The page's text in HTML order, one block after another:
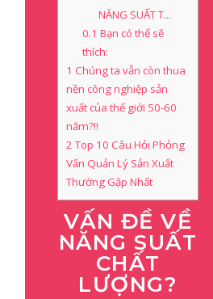
NĂNG SUẤT T...
0.1 Bạn có thể sẽ
thích:
1 Chúng ta vẫn còn thua
nền công nghiệp sản
xuất của thế giới 50-60
năm?!!
2Top 10 Câu Hỏi Phỏng
Vấn Quản Lý Sản Xuất
Thường Gặp Nhất
VẤN ĐỀ VỀ
NĂNG SUẤT
CHẤT
LƯỢNG?